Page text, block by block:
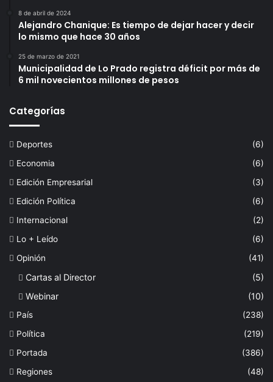
8 de abril de 2024
Alejandro Chanique: Es tiempo de dejar hacer y decir
lo mismo que hace 30 años
25 de marzo de 2021
Municipalidad de Lo Prado registra déficit por más de
6 mil novecientos millones de pesos
Categorías
Deportes
(6)
Economia
(6)
Edición Empresarial
(3)
Edición Política
(6)
Internacional
(2)
Lo + Leído
(6)
Opinión
(41)
Cartas al Director
(5)
Webinar
(10)
País
(238)
Política
(219)
Portada
(386)
Regiones
(48)